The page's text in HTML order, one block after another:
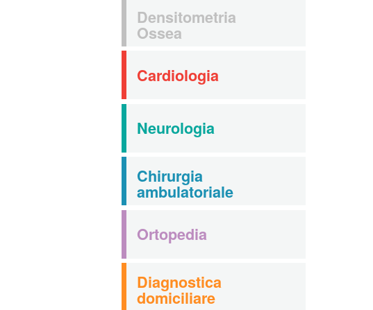
Densitometria
Ossea
Cardiologia
Neurologia
Chirurgia
ambulatoriale
Ortopedia
Diagnostica
domiciliare